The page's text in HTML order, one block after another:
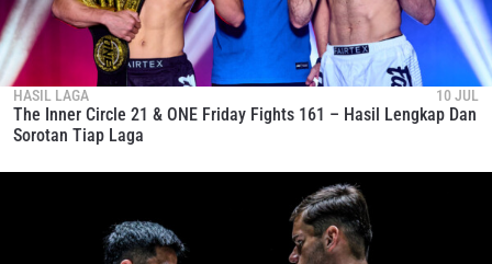
HASIL LAGA 10 JUL
The Inner Circle 21 & ONE Friday Fights 161 – Hasil Lengkap Dan
Sorotan Tiap Laga